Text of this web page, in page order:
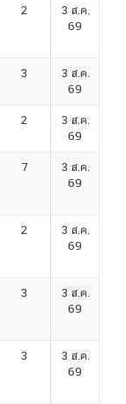
2
3 ส.ค.
69
3
3 ส.ค.
69
2
3 ส.ค.
69
7
3 ส.ค.
69
2
3 ส.ค.
69
3
3 ส.ค.
69
3
3 ส.ค.
69